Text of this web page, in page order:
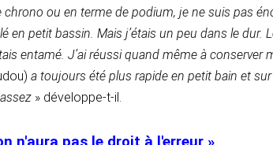
chrono ou en terme de podium, je ne suis pas
en petit bassin. Mais j’étais un peu dans le dur.
entamé. J’ai réussi quand même à conserver
a toujours été plus rapide en petit bain et
» développe-t-il.